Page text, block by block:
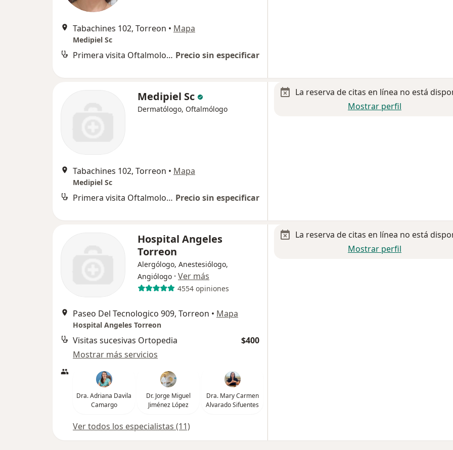
Tabachines 102, Torreon • Mapa
Medipiel Sc
Primera visita Oftalmología Precio sin especificar
Medipiel Sc
Dermatólogo, Oftalmólogo
Tabachines 102, Torreon • Mapa
Medipiel Sc
Primera visita Oftalmología Precio sin especificar
La reserva de citas en línea no está
Mostrar perfil
Hospital Angeles
Torreon
Alergólogo, Anestesiólogo,
Angiólogo · Ver más
4554 opiniones
Paseo Del Tecnologico 909, Torreon • Mapa
Hospital Angeles Torreon
Visitas sucesivas Ortopedia
$400
Mostrar más servicios
Dra. Adriana Davila
Camargo
Dr. Jorge Miguel
Jiménez López
Dra. Mary Carmen
Alvarado Sifuentes
Ver todos los especialistas (11)
La reserva de citas en línea no está
Mostrar perfil